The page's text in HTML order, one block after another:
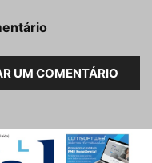
UM COMENTÁRIO